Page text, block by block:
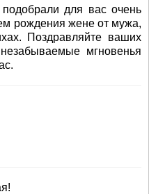
для вас очень
рождения жене от мужа,
Поздравляйте ваших
мгновенья